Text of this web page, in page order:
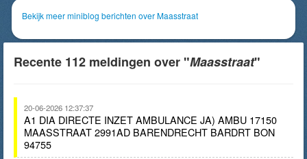
Bekijk meer miniblog berichten over Maasstraat
Recente 112 meldingen over "Maasstraat"
20-06-2026 12:37:37
A1 DIA DIRECTE INZET AMBULANCE JA) AMBU 17150
MAASSTRAAT 2991AD BARENDRECHT BARDRT BON
94755